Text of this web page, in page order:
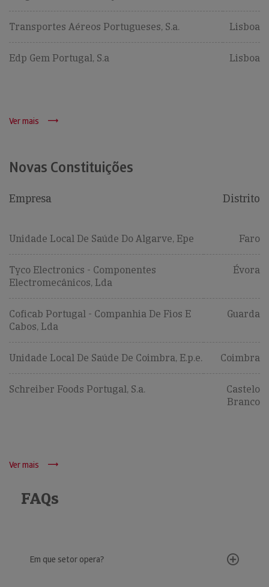
Transportes Aéreos Portugueses, S.a. Lisboa
Edp Gem Portugal, S.a Lisboa
Ver mais
Novas Constituições
Empresa Distrito
Unidade Local De Saúde Do Algarve, Epe Faro
Tyco Electronics - Componentes
Electromecânicos, Lda
Évora
Coficab Portugal - Companhia De Fios E
Cabos, Lda
Guarda
Unidade Local De Saúde De Coimbra, E.p.e. Coimbra
Schreiber Foods Portugal, S.a.
Castelo
Branco
Ver mais
FAQs
Em que setor opera?